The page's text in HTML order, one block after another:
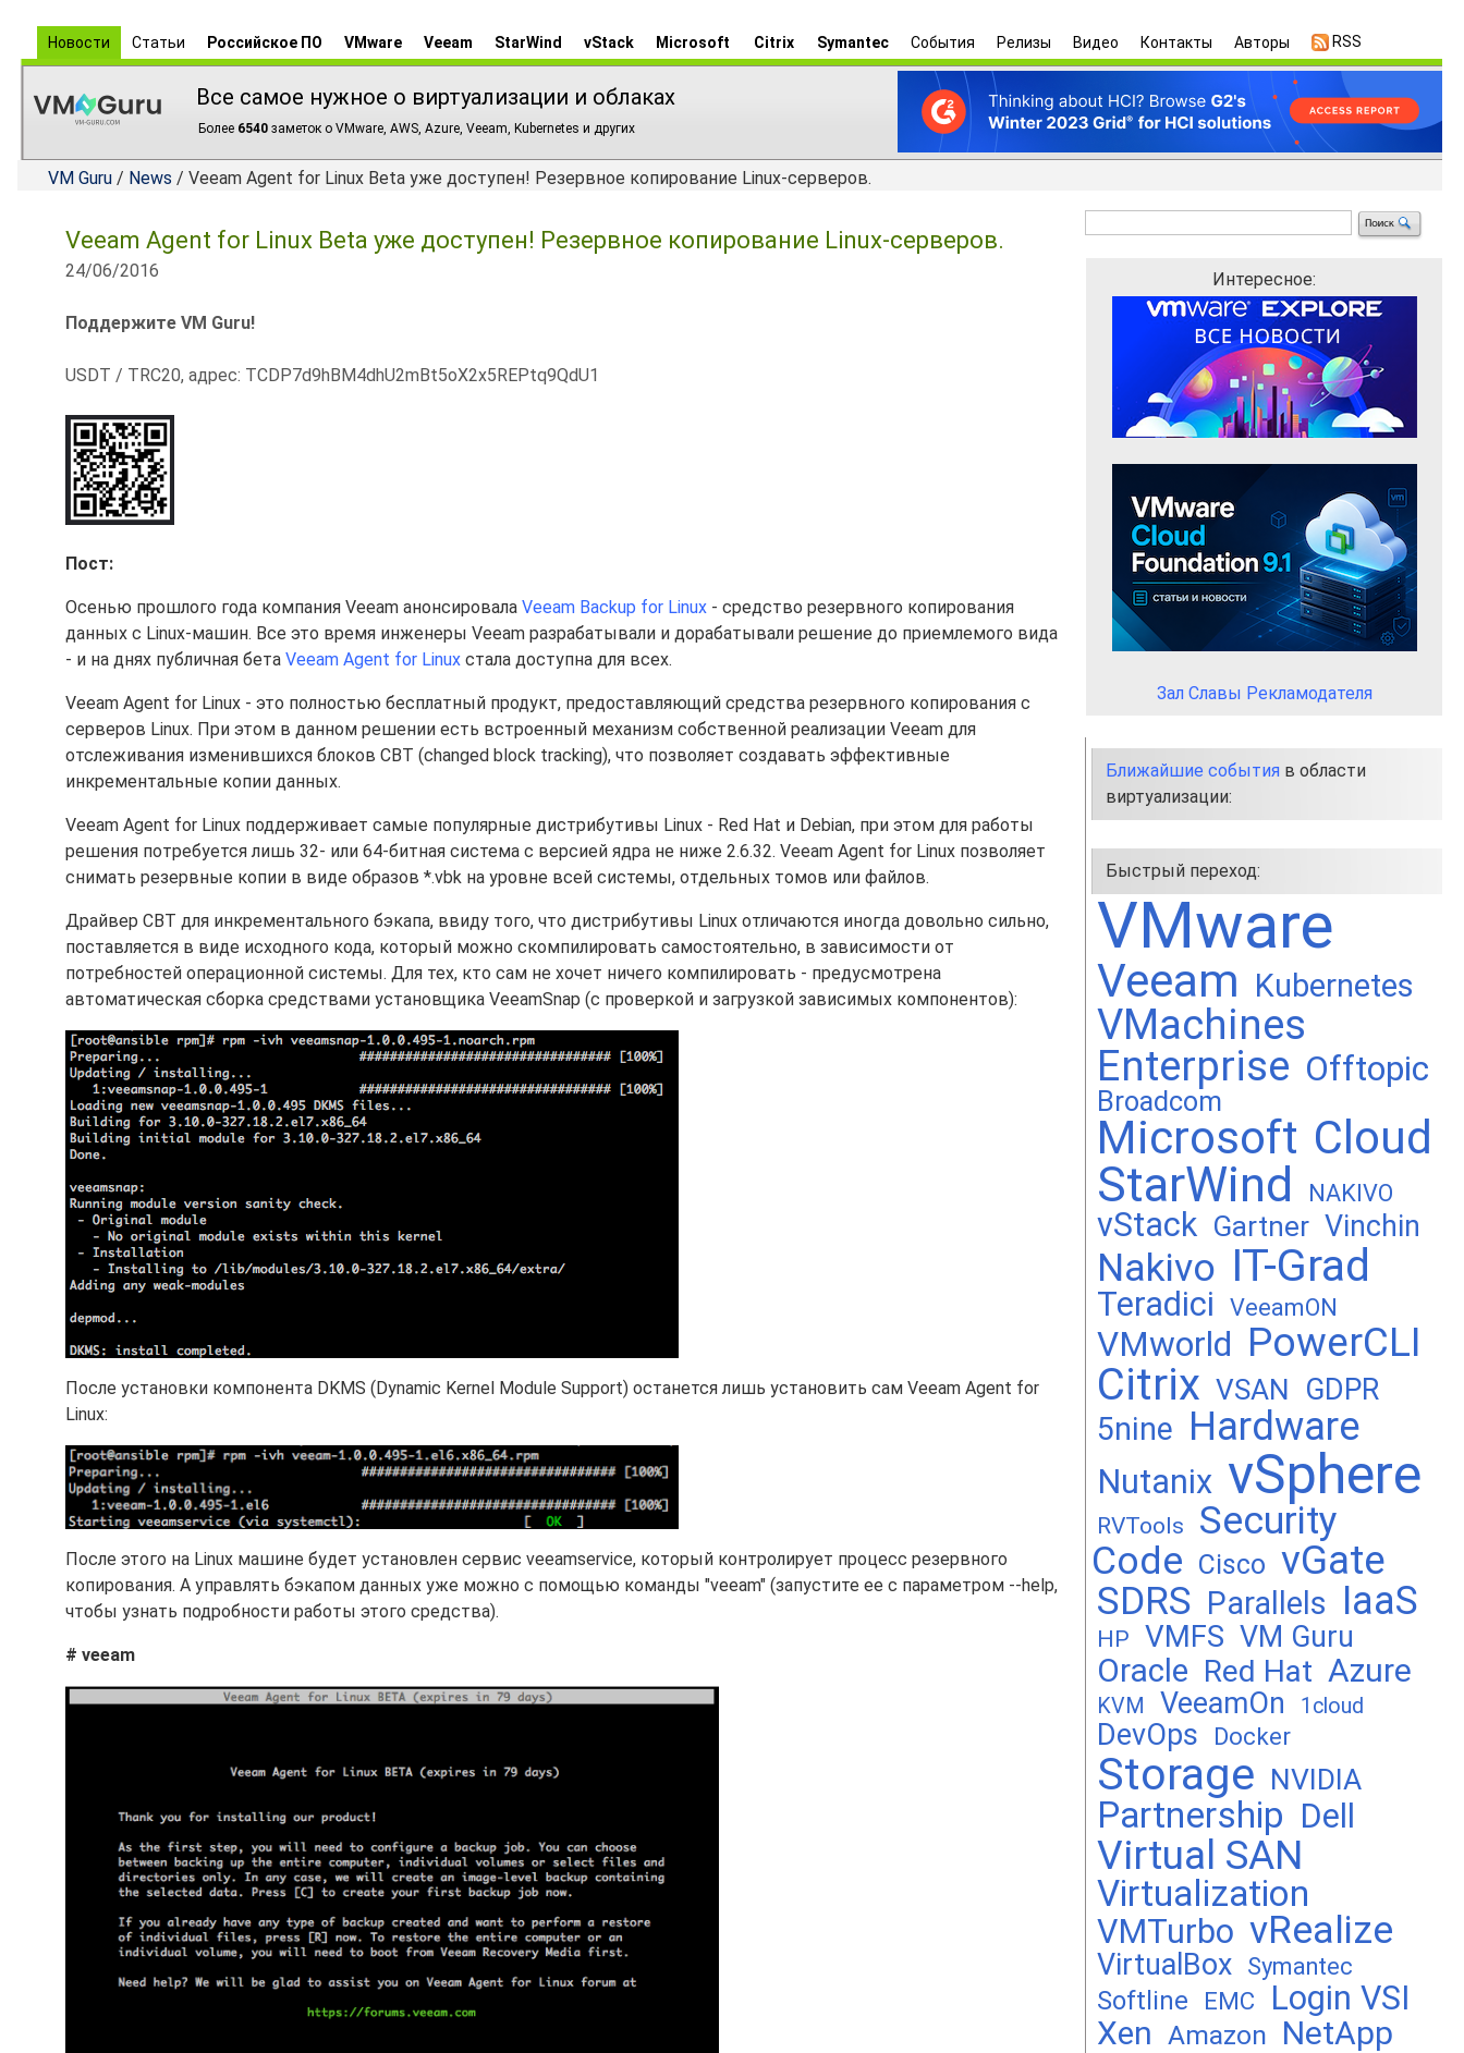
Новости Статьи Российское ПО VMware Veeam StarWind vStack Microsoft Citrix Symantec События Релизы Видео Контакты Авторы RSS
Все самое нужное о виртуализации и облаках
Более 6540 заметок о VMware, AWS, Azure, Veeam, Kubernetes и других
VM Guru / News / Veeam Agent for Linux Beta уже доступен! Резервное копирование Linux-серверов.
Veeam Agent for Linux Beta уже доступен! Резервное копирование Linux-серверов.
24/06/2016
Поддержите VM Guru!
USDT / TRC20, адрес: TCDP7d9hBM4dhU2mBt5oX2x5REPtq9QdU1
Пост:
Осенью прошлого года компания Veeam анонсировала Veeam Backup for Linux - средство резервного копирования
данных с Linux-машин. Все это время инженеры Veeam разрабатывали и дорабатывали решение до приемлемого вида
- и на днях публичная бета Veeam Agent for Linux стала доступна для всех.
Veeam Agent for Linux - это полностью бесплатный продукт, предоставляющий средства резервного копирования с
серверов Linux. При этом в данном решении есть встроенный механизм собственной реализации Veeam для
отслеживания изменившихся блоков CBT (changed block tracking), что позволяет создавать эффективные
инкрементальные копии данных.
Veeam Agent for Linux поддерживает самые популярные дистрибутивы Linux - Red Hat и Debian, при этом для работы
решения потребуется лишь 32- или 64-битная система с версией ядра не ниже 2.6.32. Veeam Agent for Linux позволяет
снимать резервные копии в виде образов *.vbk на уровне всей системы, отдельных томов или файлов.
Драйвер CBT для инкрементального бэкапа, ввиду того, что дистрибутивы Linux отличаются иногда довольно сильно,
поставляется в виде исходного кода, который можно скомпилировать самостоятельно, в зависимости от
потребностей операционной системы. Для тех, кто сам не хочет ничего компилировать - предусмотрена
автоматическая сборка средствами установщика VeeamSnap (с проверкой и загрузкой зависимых компонентов):
После установки компонента DKMS (Dynamic Kernel Module Support) останется лишь установить сам Veeam Agent for
Linux:
После этого на Linux машине будет установлен сервис veeamservice, который контролирует процесс резервного
копирования. А управлять бэкапом данных уже можно с помощью команды "veeam" (запустите ее с параметром --help,
чтобы узнать подробности работы этого средства).
# veeam
Интересное:
Зал Славы Рекламодателя
Ближайшие события в области
виртуализации:
Быстрый переход:
VMware
Veeam Kubernetes
VMachines
Enterprise Offtopic
Broadcom
Microsoft Cloud
StarWind NAKIVO
vStack Gartner Vinchin
Nakivo IT-Grad
Teradici VeeamON
VMworld PowerCLI
Citrix VSAN GDPR
5nine Hardware
Nutanix vSphere
RVTools
Security
Code Cisco vGate
SDRS Parallels IaaS
HP VMFS VM Guru
Oracle Red Hat Azure
KVM VeeamOn 1cloud
DevOps Docker
Storage NVIDIA
Partnership Dell
Virtual SAN
Virtualization
VMTurbo vRealize
VirtualBox Symantec
Softline EMC
Login VSI
Xen Amazon NetApp